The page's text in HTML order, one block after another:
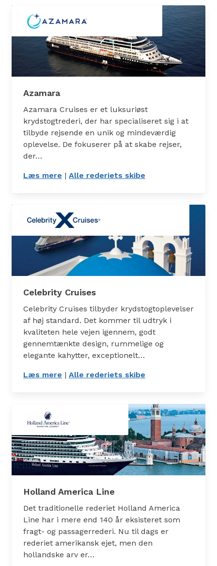
Azamara
Azamara Cruises er et luksuriøst
krydstogtrederi, der har specialiseret sig i at
tilbyde rejsende en unik og mindeværdig
oplevelse. De fokuserer på at skabe rejser,
der…
Læs mere : Azamara
| Alle rederiets skibe
Celebrity Cruises
Celebrity Cruises tilbyder krydstogtoplevelser
af høj standard. Det kommer til udtryk i
kvaliteten hele vejen igennem, godt
gennemtænkte design, rummelige og
elegante kahytter, exceptionelt…
Læs mere : Celebrity Cruises
| Alle rederiets skibe
Holland America Line
Det traditionelle rederiet Holland America
Line har i mere end 140 år eksisteret som
fragt- og passagerrederi. Nu til dags er
rederiet amerikansk ejet, men den
hollandske arv er…